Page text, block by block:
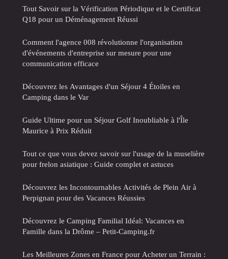
Tout Savoir sur la Vérification Périodique et le Certificat
Q18 pour un Déménagement Réussi
Comment l'agence 008 révolutionne l'organisation
d'événements d'entreprise sur mesure pour une
communication efficace
Découvrez les Avantages d'un Séjour 4 Étoiles en
Camping dans le Var
Guide Ultime pour un Séjour Golf Inoubliable à l'Île
Maurice à Prix Réduit
Tout ce que vous devez savoir sur l'usage de la muselière
pour frelon asiatique : Guide complet et astuces
Découvrez les Incontournables Activités de Plein Air à
Perpignan pour des Vacances Réussies
Découvrez le Camping Familial Idéal: Vacances en
Famille dans la Drôme – Petit-Camping.fr
Les Meilleures Zones en France pour Acheter un Terrain :